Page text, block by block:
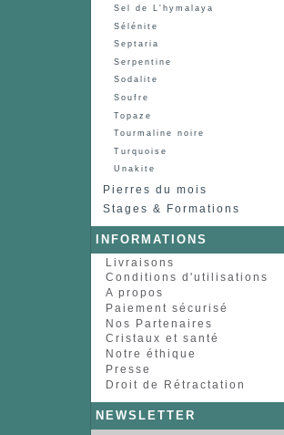
Sel de L'hymalaya
Sélénite
Septaria
Serpentine
Sodalite
Soufre
Topaze
Tourmaline noire
Turquoise
Unakite
Pierres du mois
Stages & Formations
INFORMATIONS
Livraisons
Conditions d'utilisations
A propos
Paiement sécurisé
Nos Partenaires
Cristaux et santé
Notre éthique
Presse
Droit de Rétractation
NEWSLETTER